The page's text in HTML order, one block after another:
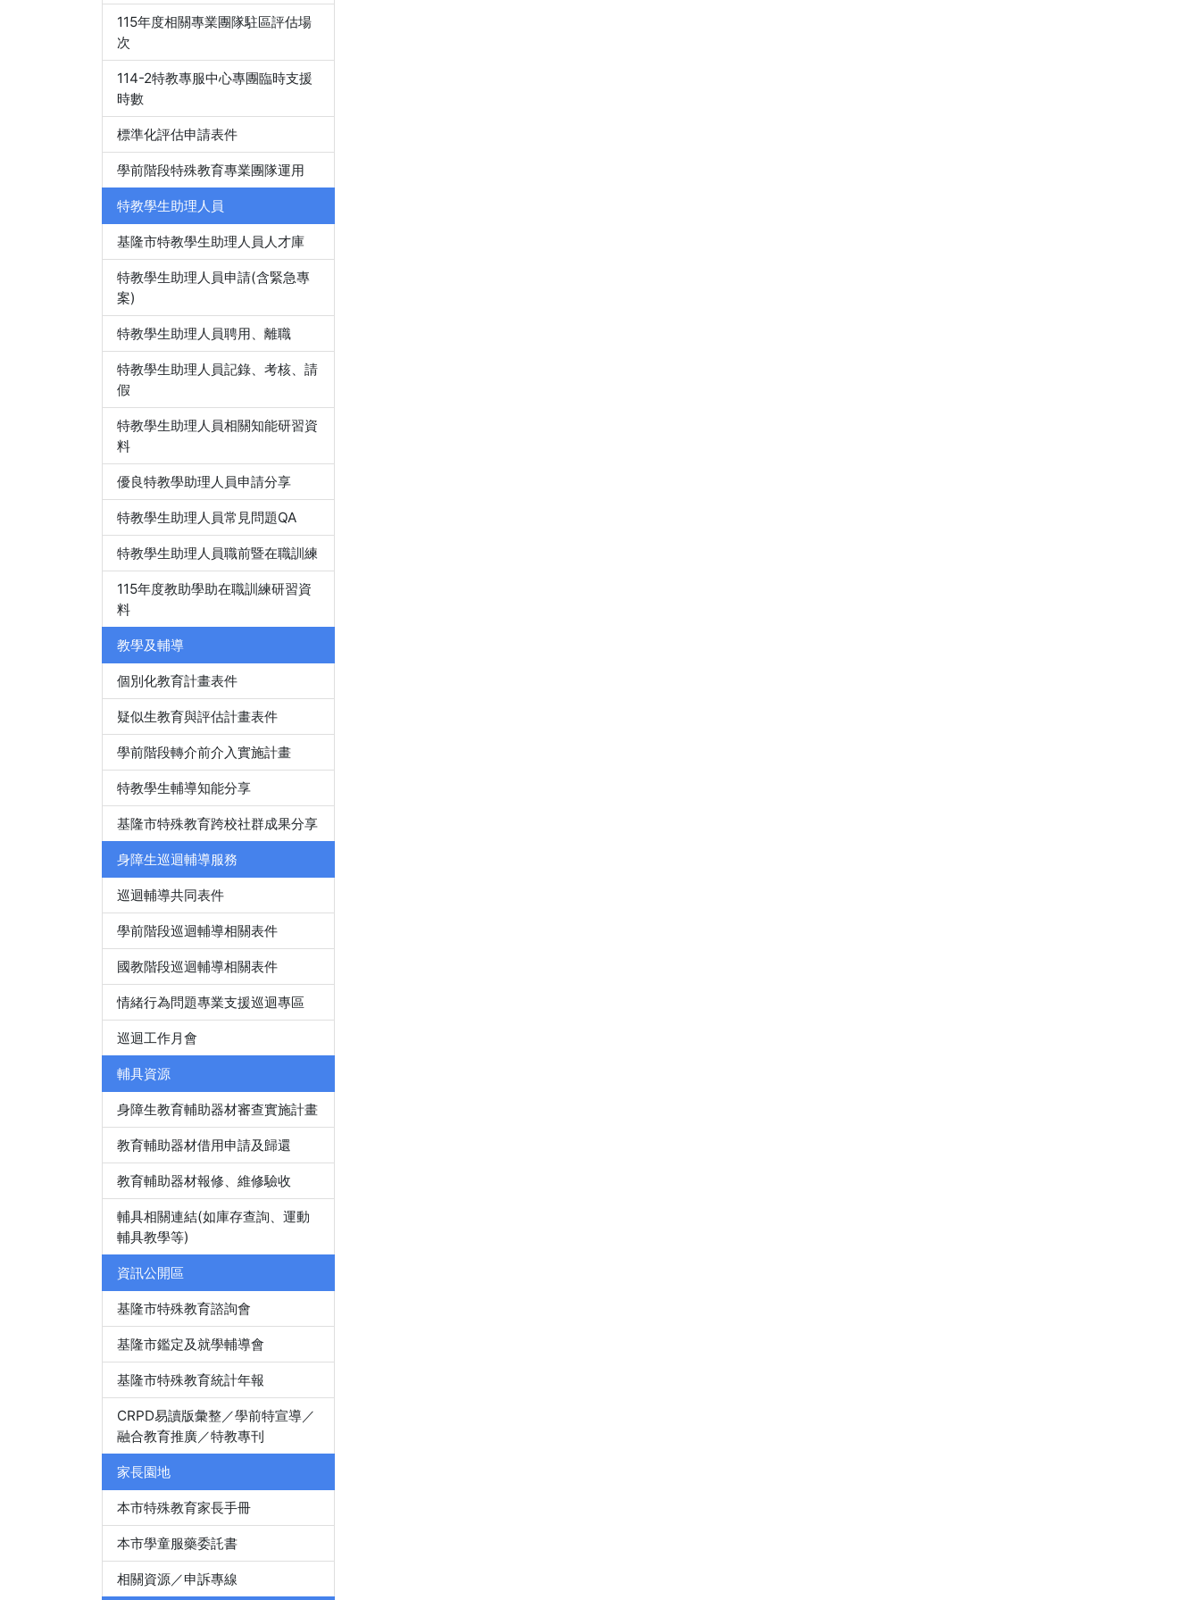
115年度相關專業團隊駐區評估場
次
114-2特教專服中心專團臨時支援
時數
標準化評估申請表件
學前階段特殊教育專業團隊運用
特教學生助理人員
基隆市特教學生助理人員人才庫
特教學生助理人員申請(含緊急專
案)
特教學生助理人員聘用、離職
特教學生助理人員記錄、考核、請
假
特教學生助理人員相關知能研習資
料
優良特教學助理人員申請分享
特教學生助理人員常見問題QA
特教學生助理人員職前暨在職訓練
115年度教助學助在職訓練研習資
料
教學及輔導
個別化教育計畫表件
疑似生教育與評估計畫表件
學前階段轉介前介入實施計畫
特教學生輔導知能分享
基隆市特殊教育跨校社群成果分享
身障生巡迴輔導服務
巡迴輔導共同表件
學前階段巡迴輔導相關表件
國教階段巡迴輔導相關表件
情緒行為問題專業支援巡迴專區
巡迴工作月會
輔具資源
身障生教育輔助器材審查實施計畫
教育輔助器材借用申請及歸還
教育輔助器材報修、維修驗收
輔具相關連結(如庫存查詢、運動
輔具教學等)
資訊公開區
基隆市特殊教育諮詢會
基隆市鑑定及就學輔導會
基隆市特殊教育統計年報
CRPD易讀版彙整／學前特宣導／
融合教育推廣／特教專刊
家長園地
本市特殊教育家長手冊
本市學童服藥委託書
相關資源／申訴專線